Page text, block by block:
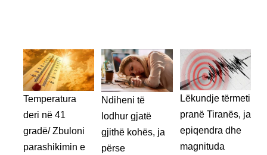
Temperatura
deri në 41
gradë/ Zbuloni
parashikimin e
Ndiheni të
lodhur gjatë
gjithë kohës, ja
përse
Lëkundje tërmeti
pranë Tiranës, ja
epiqendra dhe
magnituda